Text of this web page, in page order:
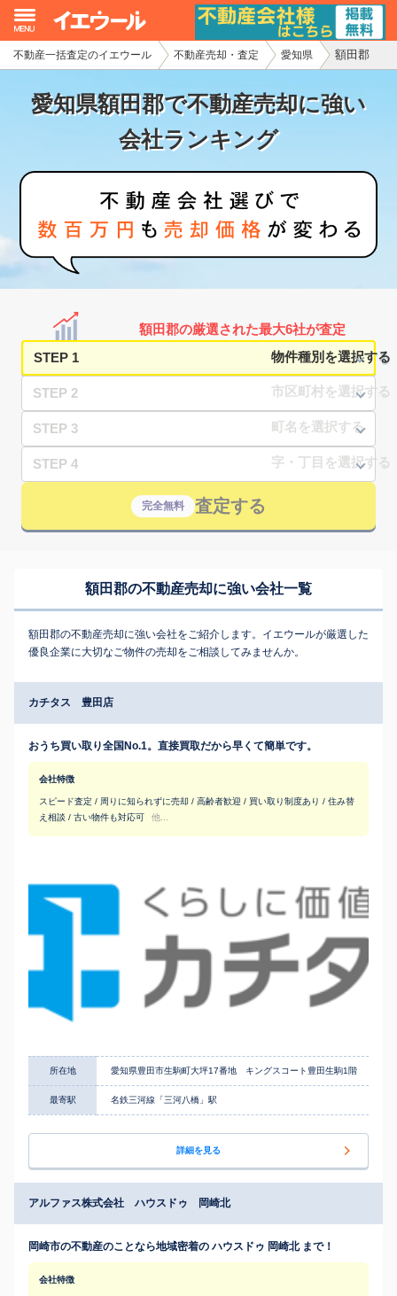
不動産一括査定のイエウール 不動産売却・査定 愛知県 額田郡
愛知県額田郡で不動産売却に強い
会社ランキング
額田郡の厳選された最大6社が査定
STEP 1
STEP 2
STEP 3
STEP 4
完全無料 査定する
額田郡の不動産売却に強い会社一覧
額田郡の不動産売却に強い会社をご紹介します。イエウールが厳選した
優良企業に大切なご物件の売却をご相談してみませんか。
カチタス 豊田店
おうち買い取り全国No.1。直接買取だから早くて簡単です。
会社特徴
スピード査定 / 周りに知られずに売却 / 高齢者歓迎 / 買い取り制度あり / 住み替
え相談 / 古い物件も対応可
他...
所在地 愛知県豊田市生駒町大坪17番地 キングスコート豊田生駒1階
最寄駅 名鉄三河線「三河八橋」駅
詳細を見る
アルファス株式会社 ハウスドゥ 岡崎北
岡崎市の不動産のことなら地域密着の ハウスドゥ 岡崎北 まで！
会社特徴
イエウール加盟希望の不動産会社様
初めての方へ
不動産の売却・一括査定
家査定シミュレーター
お問い合わせ